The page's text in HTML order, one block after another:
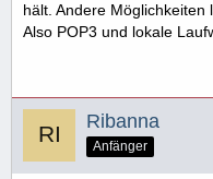
hält. Andere Möglichkeiten
Also POP3 und lokale
Ribanna
Anfänger